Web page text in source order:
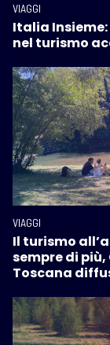
VIAGGI
Italia
nel turismo
VIAGGI
Il turismo
sempre di
Toscana